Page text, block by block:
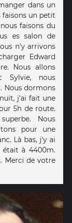
dans un
faisons un petit
faisons du
es salon de
n'y arrivons
Edward
Nous allons
Sylvie, nous
Nous dormons
j'ai fait une
5h de route.
Nous
pour une
Là bas, j'y ai
était à 4400m.
Merci de votre